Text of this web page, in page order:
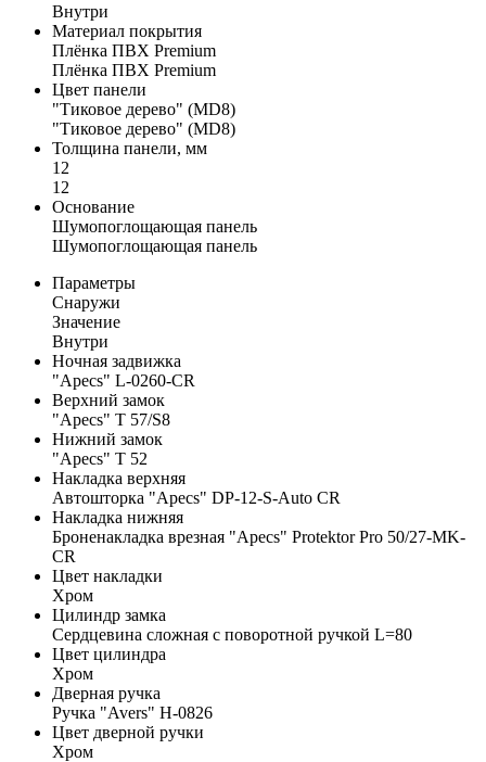
Внутри
Материал покрытия
Плёнка ПВХ Premium
Плёнка ПВХ Premium
Цвет панели
"Тиковое дерево" (MD8)
"Тиковое дерево" (MD8)
Толщина панели, мм
12
12
Основание
Шумопоглощающая панель
Шумопоглощающая панель
Параметры
Снаружи
Значение
Внутри
Ночная задвижка
"Apecs" L-0260-CR
Верхний замок
"Apecs" Т 57/S8
Нижний замок
"Apecs" T 52
Накладка верхняя
Автошторка "Apecs" DP-12-S-Auto CR
Накладка нижняя
Броненакладка врезная "Apecs" Protektor Pro 50/27-MK-
CR
Цвет накладки
Хром
Цилиндр замка
Сердцевина сложная с поворотной ручкой L=80
Цвет цилиндра
Хром
Дверная ручка
Ручка "Avers" H-0826
Цвет дверной ручки
Хром